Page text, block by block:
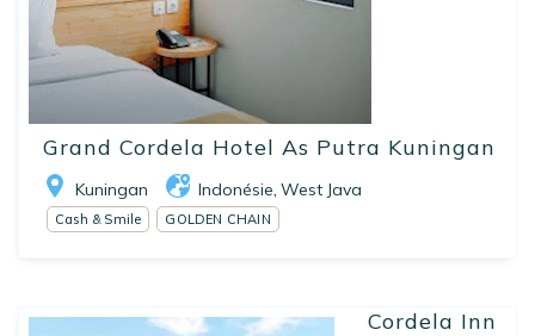
Grand Cordela Hotel As Putra Kuningan
Kuningan Indonésie West Java
Cash & Smile GOLDEN CHAIN
Cordela Inn